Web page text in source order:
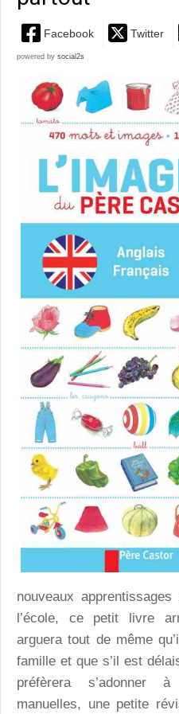
Facebook Twitter
powered by social2s
nouveaux
l’école, ce petit livre
arguera tout de même
famille et que s’il est
préfèrera s’adonner
manuelles, une petite